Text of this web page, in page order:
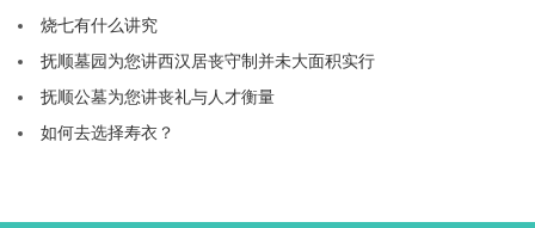
烧七有什么讲究
抚顺墓园为您讲西汉居丧守制并未大面积实行
抚顺公墓为您讲丧礼与人才衡量
如何去选择寿衣？